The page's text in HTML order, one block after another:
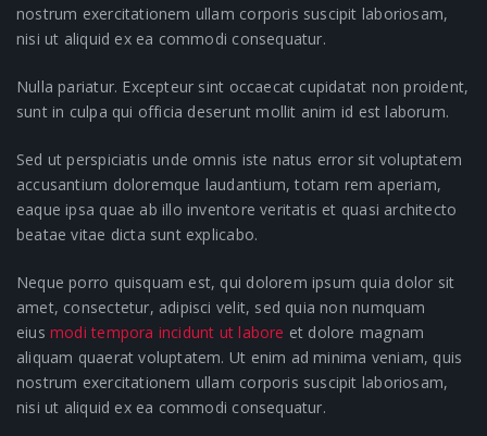
nostrum exercitationem ullam corporis suscipit laboriosam,
nisi ut aliquid ex ea commodi consequatur.
Nulla pariatur. Excepteur sint occaecat cupidatat non proident,
sunt in culpa qui officia deserunt mollit anim id est laborum.
Sed ut perspiciatis unde omnis iste natus error sit voluptatem
accusantium doloremque laudantium, totam rem aperiam,
eaque ipsa quae ab illo inventore veritatis et quasi architecto
beatae vitae dicta sunt explicabo.
Neque porro quisquam est, qui dolorem ipsum quia dolor sit
amet, consectetur, adipisci velit, sed quia non numquam
eiusmodi tempora incidunt ut labore et dolore magnam
aliquam quaerat voluptatem. Ut enim ad minima veniam, quis
nostrum exercitationem ullam corporis suscipit laboriosam,
nisi ut aliquid ex ea commodi consequatur.